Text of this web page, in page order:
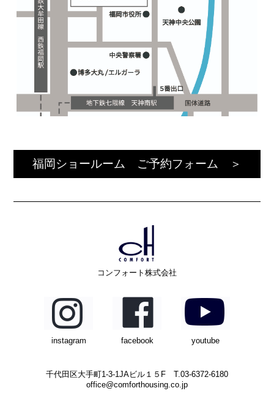
福岡ショールーム ご予約フォーム ＞
コンフォート株式会社
instagram facebook youtube
千代田区大手町1-3-1JAビル１５F T.03-6372-6180
office@comforthousing.co.jp